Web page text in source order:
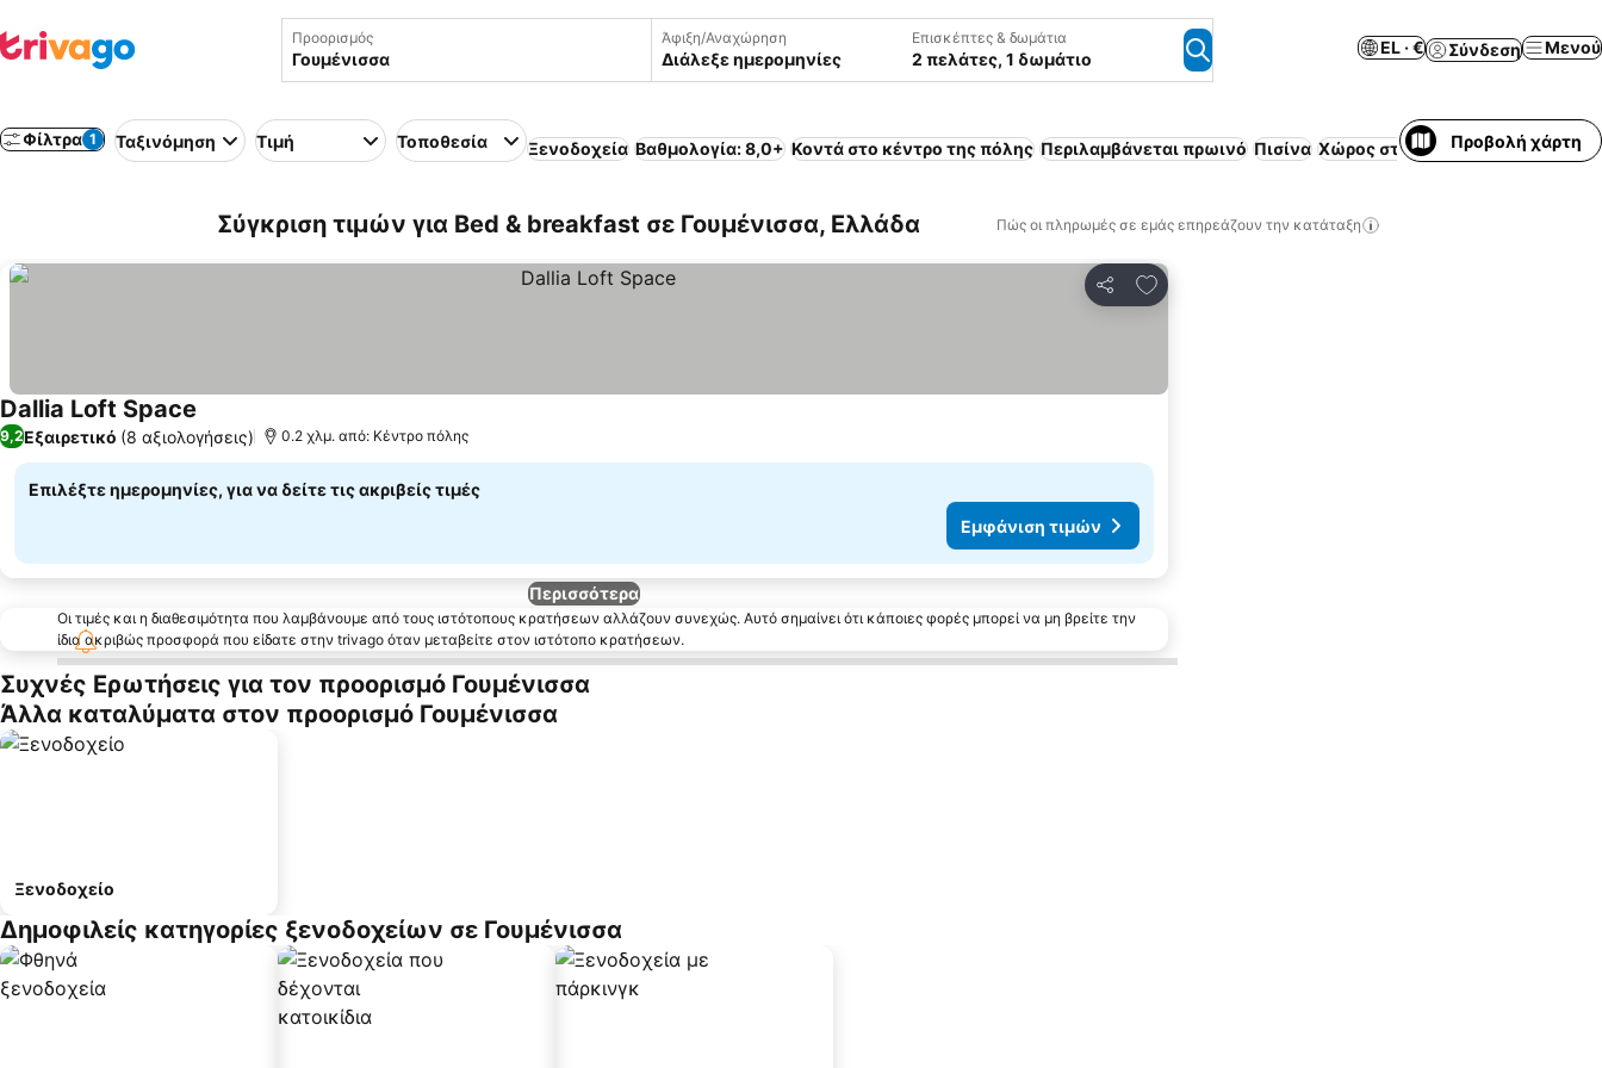
Προορισμός Άφιξη/Αναχώρηση
Διάλεξε ημερομηνίες
Επισκέπτες & δωμάτια
2 πελάτες, 1 δωμάτιο
EL · € Σύνδεση Μενού
Φίλτρα 1 Ταξινόμηση Τιμή Τοποθεσία Ξενοδοχεία Βαθμολογία: 8,0+ Κοντά στο κέντρο της πόλης Περιλαμβάνεται πρωινό Πισίνα Χώρος στάθμευσης Δωρεάν
Προβολή χάρτη
Σύγκριση τιμών για Bed & breakfast σε Γουμένισσα, Ελλάδα Πώς οι πληρωμές σε εμάς επηρεάζουν την κατάταξη
Κοινοποίηση
Προσθήκη στα αγαπημένα
Dallia Loft Space
9,2Εξαιρετικό (8 αξιολογήσεις) 0.2 χλμ. από: Κέντρο πόλης
Επιλέξτε ημερομηνίες, για να δείτε τις ακριβείς τιμές
Εμφάνιση τιμών
Περισσότερα
Οι τιμές και η διαθεσιμότητα που λαμβάνουμε από τους ιστότοπους κρατήσεων αλλάζουν συνεχώς. Αυτό σημαίνει ότι κάποιες φορές μπορεί να μη βρείτε την
ίδια ακριβώς προσφορά που είδατε στην trivago όταν μεταβείτε στον ιστότοπο κρατήσεων.
Συχνές Ερωτήσεις για τον προορισμό Γουμένισσα
Άλλα καταλύματα στον προορισμό Γουμένισσα
Ξενοδοχείο
Δημοφιλείς κατηγορίες ξενοδοχείων σε Γουμένισσα